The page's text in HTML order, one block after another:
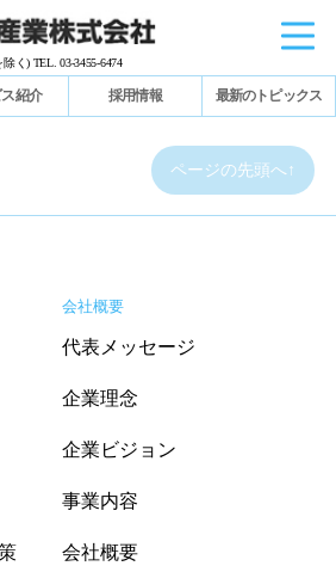
く) TEL. 03-3455-6474
紹介 採用情報 最新のトピックス
ページの先頭へ↑
会社概要
代表メッセージ
企業理念
企業ビジョン
事業内容
会社概要